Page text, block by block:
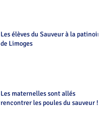
Les élèves du Sauveur à la patinoire
de Limoges
Les maternelles sont allés
rencontrer les poules du sauveur !!